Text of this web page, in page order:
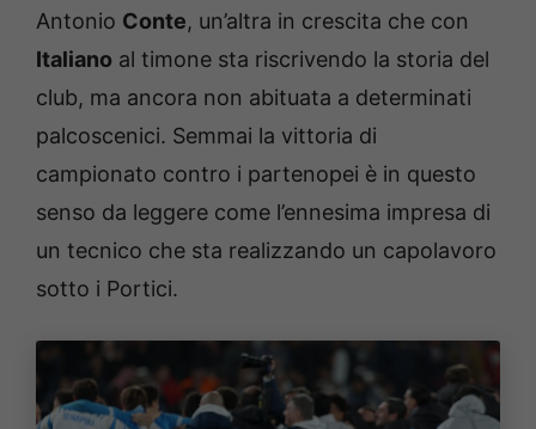
Antonio Conte, un’altra in crescita che con
Italiano al timone sta riscrivendo la storia del
club, ma ancora non abituata a determinati
palcoscenici. Semmai la vittoria di
campionato contro i partenopei è in questo
senso da leggere come l’ennesima impresa di
un tecnico che sta realizzando un capolavoro
sotto i Portici.